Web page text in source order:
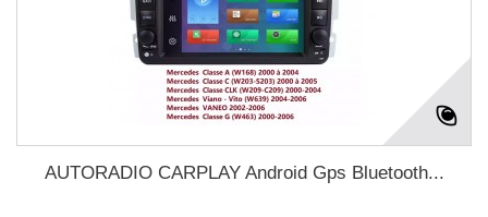
AUTORADIO CARPLAY Android Gps Bluetooth...